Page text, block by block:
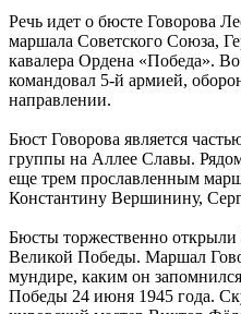
Речь идет о бюсте Говорова
маршала Советского Союза,
кавалера Ордена «Победа».
командовал 5-й армией,
направлении.
Бюст Говорова является
группы на Аллее Славы.
еще трем прославленным
Константину Вершинину,
Бюсты торжественно открыли
Великой Победы. Маршал
мундире, каким он
Победы 24 июня 1945 года.